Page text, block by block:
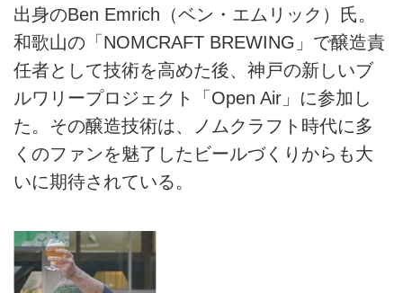
出身のBen Emrich（ベン・エムリック）氏。
和歌山の「NOMCRAFT BREWING」で醸造責
任者として技術を高めた後、神戸の新しいブ
ルワリープロジェクト「Open Air」に参加し
た。その醸造技術は、ノムクラフト時代に多
くのファンを魅了したビールづくりからも大
いに期待されている。